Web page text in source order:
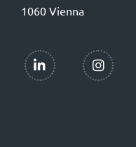
1060 Vienna